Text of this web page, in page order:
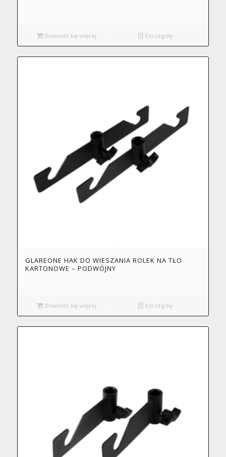
Dowiedz się więcej Szczegóły
GLAREONE HAK DO WIESZANIA ROLEK NA TŁO
KARTONOWE – PODWÓJNY
Dowiedz się więcej Szczegóły